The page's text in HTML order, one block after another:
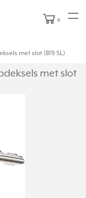
0
met slot (819 SL)
met slot